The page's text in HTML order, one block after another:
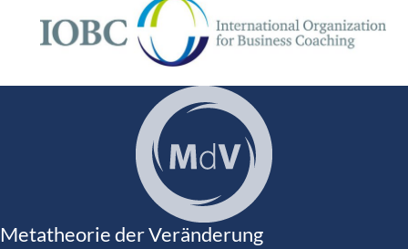
Metatheorie der Veränderung